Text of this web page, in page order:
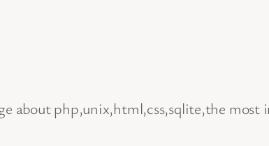
about php,unix,html,css,sqlite,the